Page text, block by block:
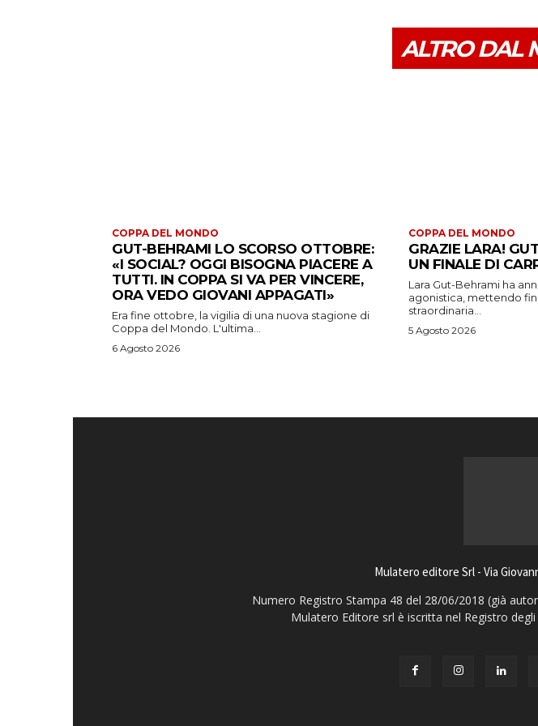
ALTRO DAL
COPPA DEL MONDO
GUT-BEHRAMI LO SCORSO OTTOBRE:
«I SOCIAL? OGGI BISOGNA PIACERE A
TUTTI. IN COPPA SI VA PER VINCERE,
ORA VEDO GIOVANI APPAGATI»
Era fine ottobre, la vigilia di una nuova stagione di
Coppa del Mondo. L'ultima...
6 Agosto 2026
COPPA DEL MONDO
GRAZIE LARA!
UN FINALE DI
Lara Gut-Behrami ha
agonistica, mettendo
straordinaria...
5 Agosto 2026
Mulatero editore Srl - Via
Numero Registro Stampa 48 del 28/06/2018 (già
Mulatero Editore srl è iscritta nel Registro